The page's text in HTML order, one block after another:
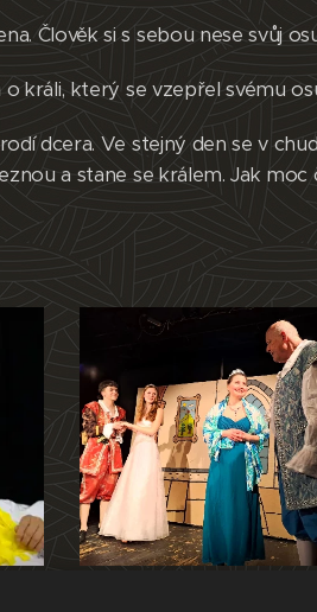
Člověk si s sebou nese svůj
králi, který se vzepřel svému
dcera. Ve stejný den se v
a stane se králem. Jak